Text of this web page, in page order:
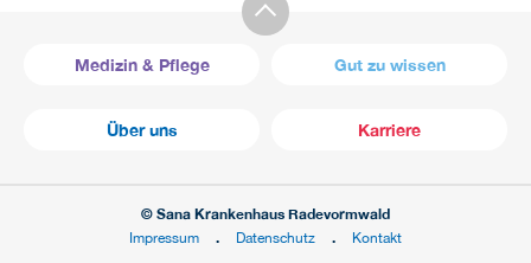
Medizin & Pflege Gut zu wissen
Über uns Karriere
© Sana Krankenhaus Radevormwald
Impressum
Datenschutz Kontakt